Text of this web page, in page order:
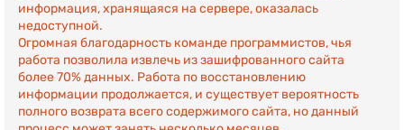
информация, хранящаяся на сервере, оказалась
недоступной.
Огромная благодарность команде программистов, чья
работа позволила извлечь из зашифрованного сайта
более 70% данных. Работа по восстановлению
информации продолжается, и существует вероятность
полного возврата всего содержимого сайта, но данный